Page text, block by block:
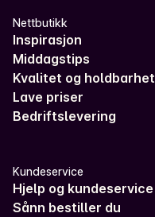
Nettbutikk
Inspirasjon
Middagstips
Kvalitet og holdbarhet
Lave priser
Bedriftslevering
Kundeservice
Hjelp og kundeservice
Sånn bestiller du